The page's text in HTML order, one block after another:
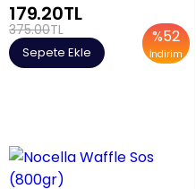
%52
İndirim
179.20TL
375.00TL
Sepete Ekle